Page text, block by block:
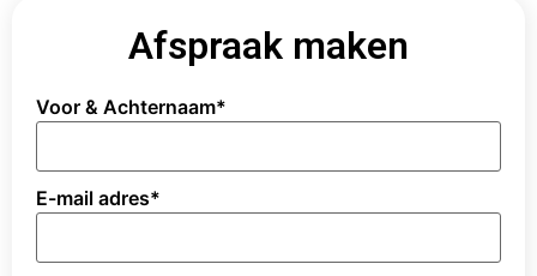
Afspraak maken
Voor & Achternaam*
E-mail adres*